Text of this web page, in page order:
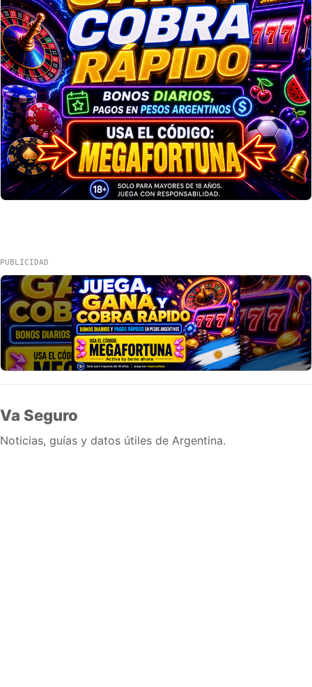
PUBLICIDAD
Va Seguro
Noticias, guías y datos útiles de Argentina.